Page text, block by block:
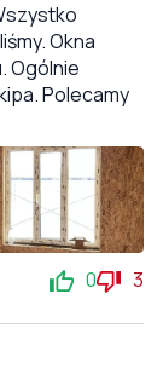
Okna
Ogólnie
Polecamy
0 3